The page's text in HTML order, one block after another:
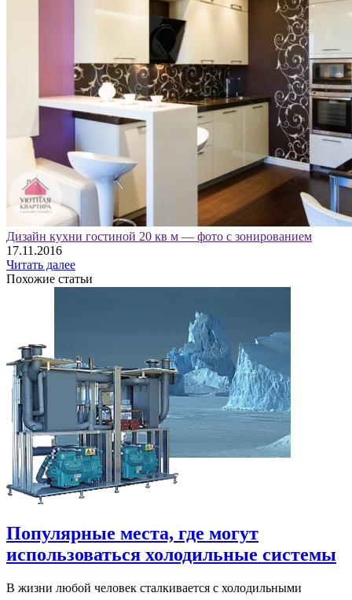
Дизайн кухни гостиной 20 кв м — фото с зонированием
17.11.2016
Читать далее
Похожие статьи
Популярные места, где могут
использоваться холодильные системы
В жизни любой человек сталкивается с холодильными